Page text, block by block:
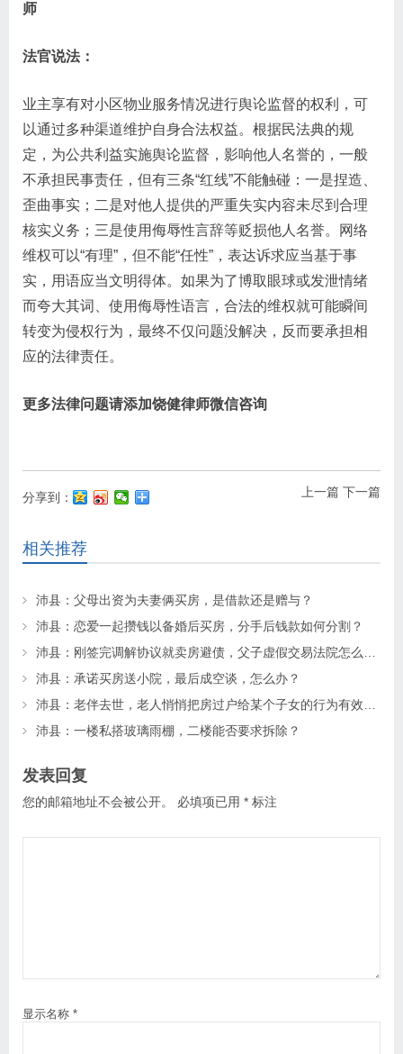
师
法官说法：
业主享有对小区物业服务情况进行舆论监督的权利，可
以通过多种渠道维护自身合法权益。根据民法典的规
定，为公共利益实施舆论监督，影响他人名誉的，一般
不承担民事责任，但有三条“红线”不能触碰：一是捏造、
歪曲事实；二是对他人提供的严重失实内容未尽到合理
核实义务；三是使用侮辱性言辞等贬损他人名誉。网络
维权可以“有理”，但不能“任性”，表达诉求应当基于事
实，用语应当文明得体。如果为了博取眼球或发泄情绪
而夸大其词、使用侮辱性语言，合法的维权就可能瞬间
转变为侵权行为，最终不仅问题没解决，反而要承担相
应的法律责任。
更多法律问题请添加饶健律师微信咨询
上一篇 下一篇
分享到：
相关推荐
沛县：父母出资为夫妻俩买房，是借款还是赠与？
沛县：恋爱一起攒钱以备婚后买房，分手后钱款如何分割？
沛县：承诺买房送小院，最后成空谈，怎么办？
沛县：一楼私搭玻璃雨棚，二楼能否要求拆除？
发表回复
您的邮箱地址不会被公开。 必填项已用 * 标注
显示名称 *